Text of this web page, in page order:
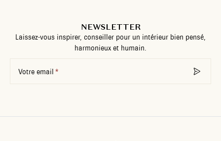
NEWSLETTER
Laissez-vous inspirer, conseiller pour un intérieur bien pensé,
harmonieux et humain.
Votre email